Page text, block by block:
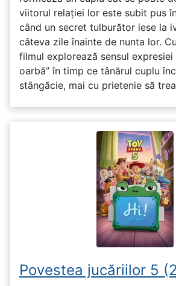
viitorul relației lor este subit pus
când un secret tulburător iese la
câteva zile înainte de nunta lor.
filmul explorează sensul expresiei
oarbă” în timp ce tânărul cuplu
stângăcie, mai cu prietenie să
Povestea jucăriilor 5